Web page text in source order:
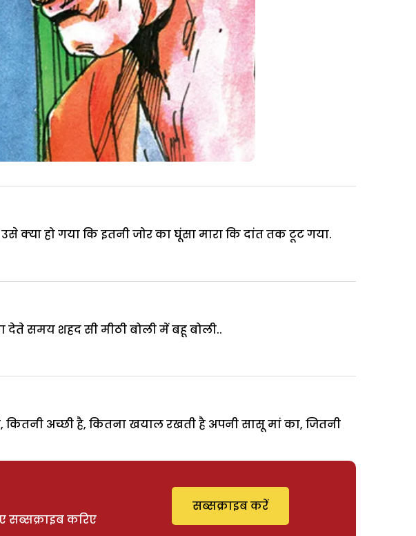
क्या हो गया कि इतनी जोर का घूंसा मारा कि दांत तक टूट गया.
देते समय शहद सी मीठी बोली में बहू बोली..
अच्छी है, कितना खयाल रखती है अपनी सासू मां का, जितनी
सब्सक्राइब करिए
सब्सक्राइब करें